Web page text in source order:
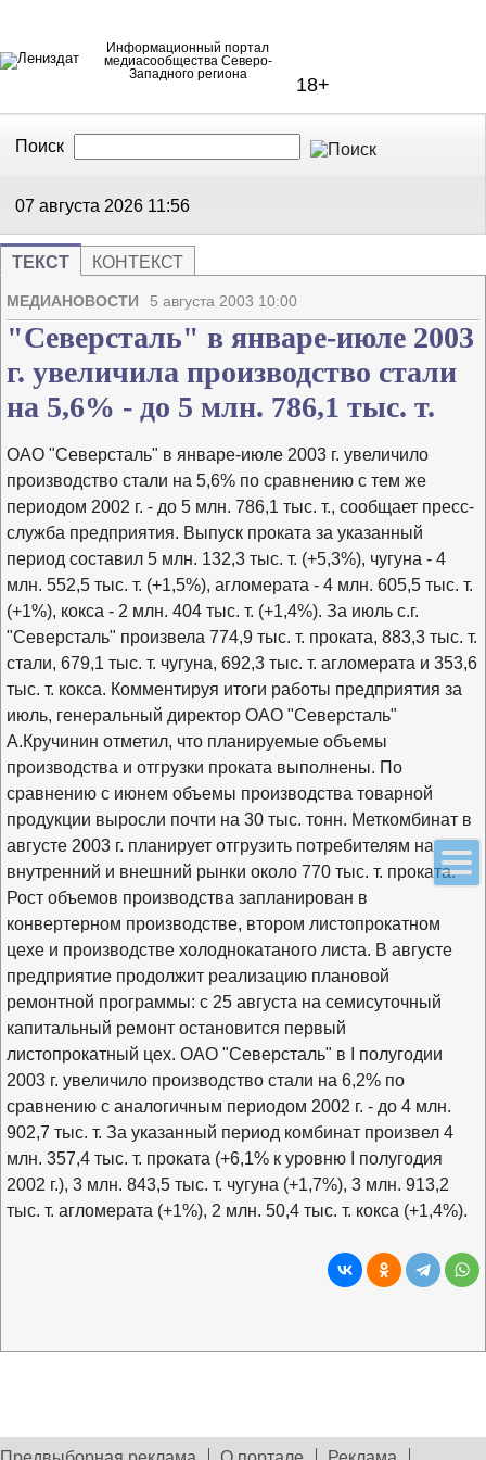
Информационный портал
медиасообщества Северо-
Западного региона
18+
Поиск
07 августа 2026 11:56
ТЕКСТ КОНТЕКСТ
МЕДИАНОВОСТИ 5 августа 2003 10:00
"Северсталь" в январе-июле 2003
г. увеличила производство стали
на 5,6% - до 5 млн. 786,1 тыс. т.
ОАО "Северсталь" в январе-июле 2003 г. увеличило
производство стали на 5,6% по сравнению с тем же
периодом 2002 г. - до 5 млн. 786,1 тыс. т., сообщает пресс-
служба предприятия. Выпуск проката за указанный
период составил 5 млн. 132,3 тыс. т. (+5,3%), чугуна - 4
млн. 552,5 тыс. т. (+1,5%), агломерата - 4 млн. 605,5 тыс. т.
(+1%), кокса - 2 млн. 404 тыс. т. (+1,4%). За июль с.г.
"Северсталь" произвела 774,9 тыс. т. проката, 883,3 тыс. т.
стали, 679,1 тыс. т. чугуна, 692,3 тыс. т. агломерата и 353,6
тыс. т. кокса. Комментируя итоги работы предприятия за
июль, генеральный директор ОАО "Северсталь"
А.Кручинин отметил, что планируемые объемы
производства и отгрузки проката выполнены. По
сравнению с июнем объемы производства товарной
продукции выросли почти на 30 тыс. тонн. Меткомбинат в
августе 2003 г. планирует отгрузить потребителям на
внутренний и внешний рынки около 770 тыс. т. проката.
Рост объемов производства запланирован в
конвертерном производстве, втором листопрокатном
цехе и производстве холоднокатаного листа. В августе
предприятие продолжит реализацию плановой
ремонтной программы: с 25 августа на семисуточный
капитальный ремонт остановится первый
листопрокатный цех. ОАО "Северсталь" в I полугодии
2003 г. увеличило производство стали на 6,2% по
сравнению с аналогичным периодом 2002 г. - до 4 млн.
902,7 тыс. т. За указанный период комбинат произвел 4
млн. 357,4 тыс. т. проката (+6,1% к уровню I полугодия
2002 г.), 3 млн. 843,5 тыс. т. чугуна (+1,7%), 3 млн. 913,2
тыс. т. агломерата (+1%), 2 млн. 50,4 тыс. т. кокса (+1,4%).